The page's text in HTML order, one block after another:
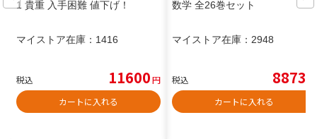
1 貴重 入手困難 値下げ！
マイストア在庫： 1416
税込 11600円
カートに入れる
数学 全26巻セット
マイストア在庫： 2948
税込 8873
カートに入れる